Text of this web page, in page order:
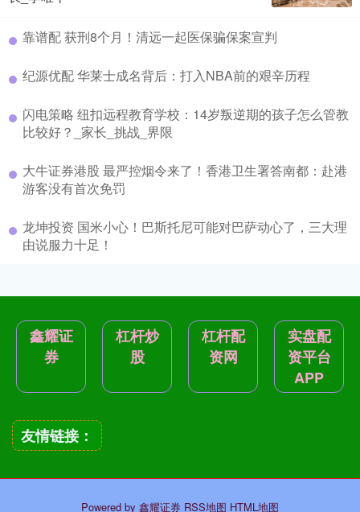
靠谱配 获刑8个月！清远一起医保骗保案宣判
纪源优配 华莱士成名背后：打入NBA前的艰辛历程
闪电策略 纽扣远程教育学校：14岁叛逆期的孩子怎么管教
比较好？_家长_挑战_界限
大牛证券港股 最严控烟令来了！香港卫生署答南都：赴港
游客没有首次免罚
龙坤投资 国米小心！巴斯托尼可能对巴萨动心了，三大理
由说服力十足！
鑫耀证
券
杠杆炒
股
杠杆配
资网
实盘配
资平台
APP
友情链接：
Powered by 鑫耀证券 RSS地图 HTML地图